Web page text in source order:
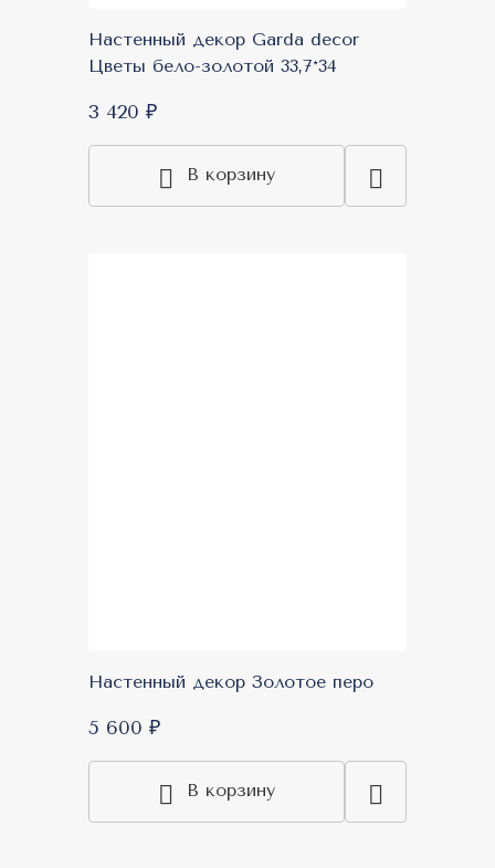
Настенный декор Garda decor
Цветы бело-золотой 33,7*34
3 420 ₽
В корзину
Настенный декор Золотое перо
5 600 ₽
В корзину